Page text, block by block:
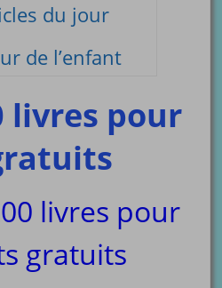
du jour
de l’enfant
livres pour
livres pour
gratuits